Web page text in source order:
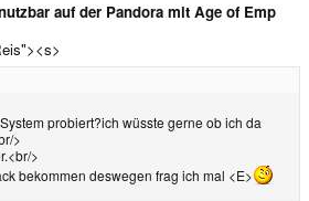
auf der Pandora mit Age of Emp
probiert?ich wüsste gerne ob ich da
>
>
bekommen deswegen frag ich mal <E>